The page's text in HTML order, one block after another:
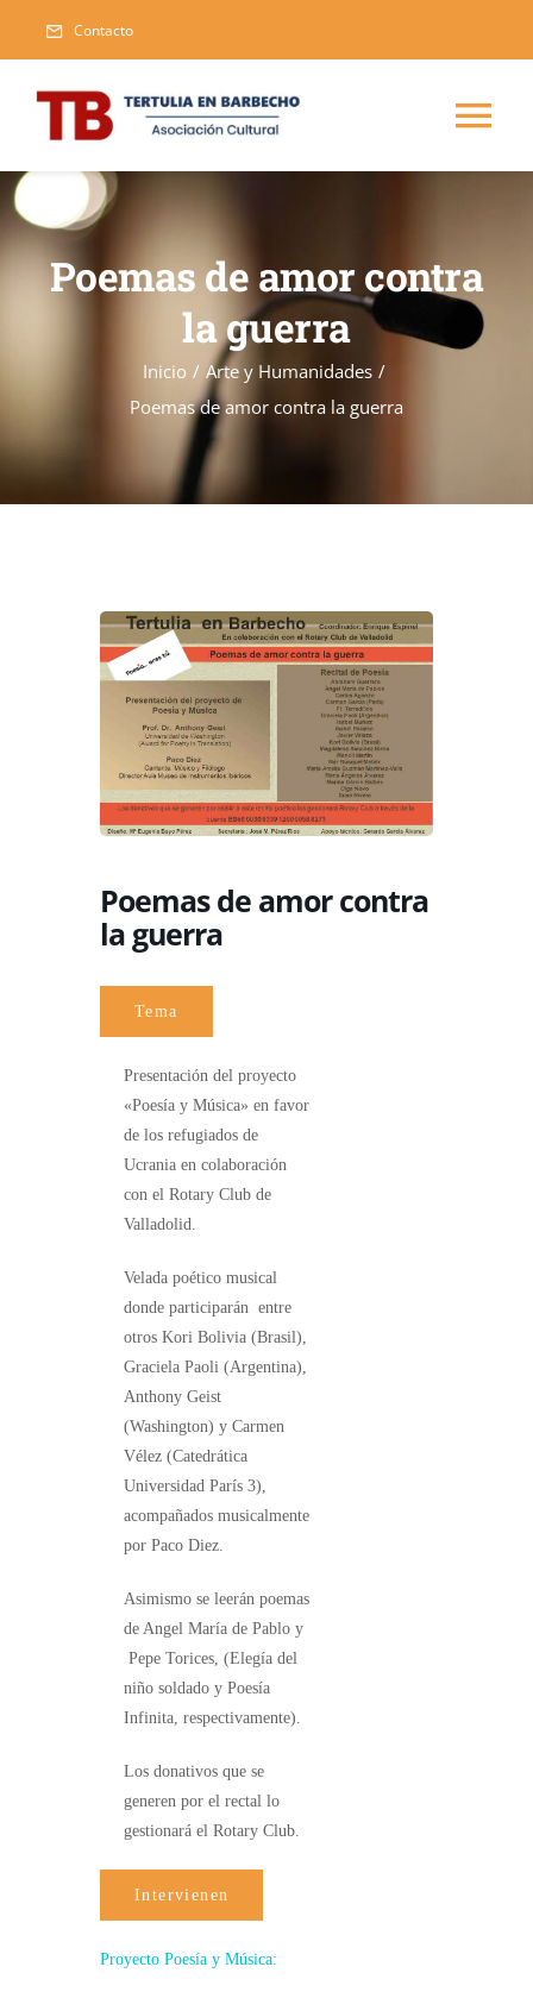
contenido
Contacto
Blog
Publicaciones Nueva
Poemas de amor contra
la guerra
Inicio / Arte y Humanidades /
Poemas de amor contra la guerra
Poemas de amor contra
la guerra
Tema
Presentación del proyecto
«Poesía y Música» en favor
de los refugiados de
Ucrania en colaboración
con el Rotary Club de
Valladolid.
Velada poético musical
donde participarán entre
otros Kori Bolivia (Brasil),
Graciela Paoli (Argentina),
Anthony Geist
(Washington) y Carmen
Vélez (Catedrática
Universidad París 3),
acompañados musicalmente
por Paco Diez.
Asimismo se leerán poemas
de Angel María de Pablo y
Pepe Torices, (Elegía del
niño soldado y Poesía
Infinita, respectivamente).
Los donativos que se
generen por el rectal lo
gestionará el Rotary Club.
Intervienen
Proyecto Poesía y Música: